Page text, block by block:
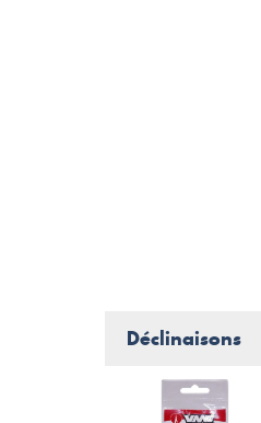
Déclinaisons